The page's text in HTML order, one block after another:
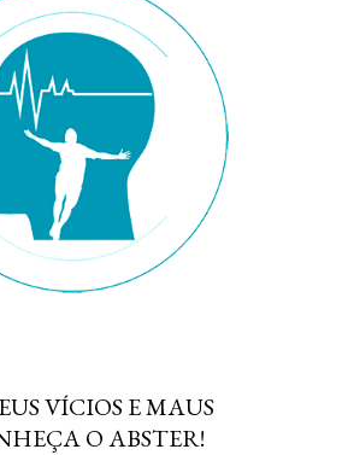
VÍCIOS E MAUS
O ABSTER!